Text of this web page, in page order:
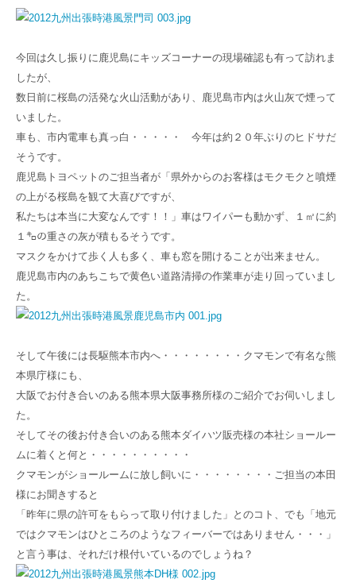
今回は久し振りに鹿児島にキッズコーナーの現場確認も有って訪れま
したが、
数日前に桜島の活発な火山活動があり、鹿児島市内は火山灰で煙って
いました。
車も、市内電車も真っ白・・・・・ 今年は約２０年ぶりのヒドサだ
そうです。
鹿児島トヨペットのご担当者が「県外からのお客様はモクモクと噴煙
の上がる桜島を観て大喜びですが、
私たちは本当に大変なんです！！」車はワイパーも動かず、１㎡に約
１㌔の重さの灰が積もるそうです。
マスクをかけて歩く人も多く、車も窓を開けることが出来ません。
鹿児島市内のあちこちで黄色い道路清掃の作業車が走り回っていまし
た。
そして午後には長駆熊本市内へ・・・・・・・・クマモンで有名な熊
本県庁様にも、
大阪でお付き合いのある熊本県大阪事務所様のご紹介でお伺いしまし
た。
そしてその後お付き合いのある熊本ダイハツ販売様の本社ショールー
ムに着くと何と・・・・・・・・・・
クマモンがショールームに放し飼いに・・・・・・・・ご担当の本田
様にお聞きすると
「昨年に県の許可をもらって取り付けました」とのコト、でも「地元
ではクマモンはひところのようなフィーバーではありません・・・」
と言う事は、それだけ根付いているのでしょうね？